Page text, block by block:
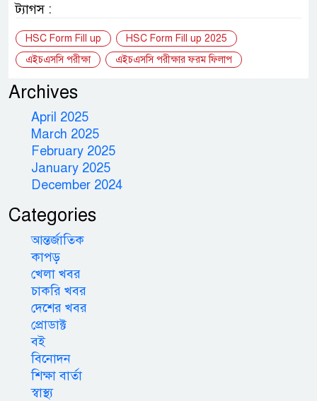
ট্যাগস :
HSC Form Fill up
HSC Form Fill up 2025
এইচএসসি পরীক্ষা
এইচএসসি পরীক্ষার ফরম ফিলাপ
Archives
April 2025
March 2025
February 2025
January 2025
December 2024
Categories
আন্তর্জাতিক
কাপড়
খেলা খবর
চাকরি খবর
দেশের খবর
প্রোডাক্ট
বই
বিনোদন
শিক্ষা বার্তা
স্বাস্থ্য